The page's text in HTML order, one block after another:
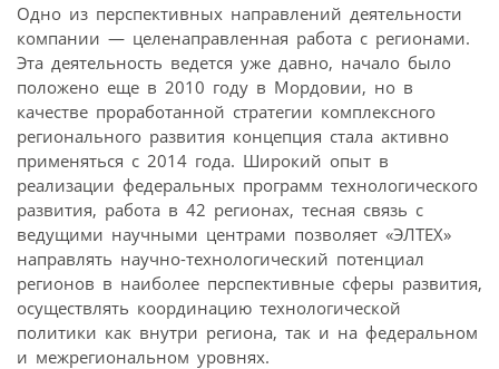
Одно из перспективных направлений деятельности
компании — целенаправленная работа с регионами.
Эта деятельность ведется уже давно, начало было
положено еще в 2010 году в Мордовии, но в
качестве проработанной стратегии комплексного
регионального развития концепция стала активно
применяться с 2014 года. Широкий опыт в
реализации федеральных программ технологического
развития, работа в 42 регионах, тесная связь с
ведущими научными центрами позволяет «ЭЛТЕХ»
направлять научно-технологический потенциал
регионов в наиболее перспективные сферы развития,
осуществлять координацию технологической
политики как внутри региона, так и на федеральном
и межрегиональном уровнях.